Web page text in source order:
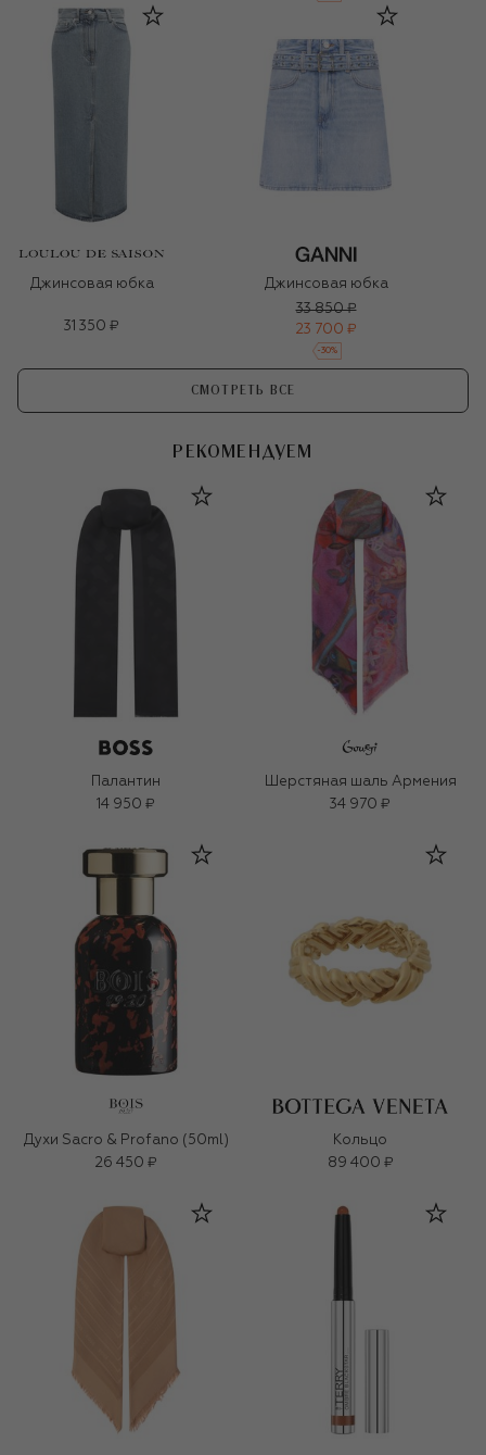
Джинсовая юбка
31 350 ₽
Джинсовая юбка
33 850 ₽
23 700 ₽
-30%
СМОТРЕТЬ ВСЕ
РЕКОМЕНДУЕМ
Палантин
14 950 ₽
Шерстяная шаль Армения
34 970 ₽
Духи Sacro & Profano (50ml)
26 450 ₽
Кольцо
89 400 ₽